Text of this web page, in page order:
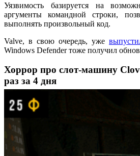
Уязвимость базируется на
аргументы командной строки,
выполнять произвольный код.
Valve, в свою очередь, уже
Windows Defender тоже получил
Хоррор про слот-машину
раз за 4 дня